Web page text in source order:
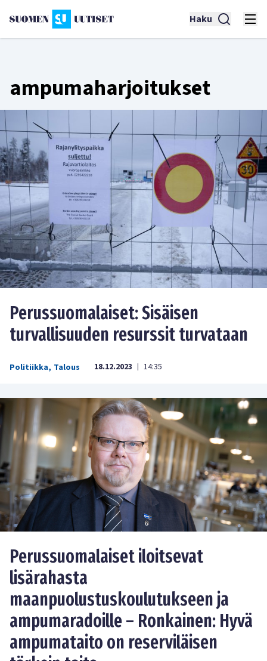
Haku
ampumaharjoitukset
Perussuomalaiset: Sisäisen
turvallisuuden resurssit turvataan
Politiikka, Talous 18.12.2023 | 14:35
Perussuomalaiset iloitsevat
lisärahasta
maanpuolustuskoulutukseen ja
ampumaradoille – Ronkainen: Hyvä
ampumataito on reserviläisen